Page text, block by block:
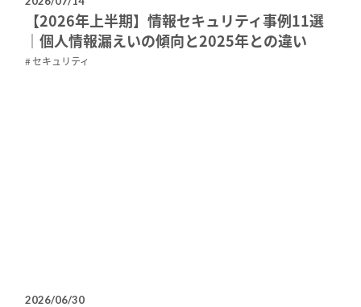
【2026年上半期】情報セキュリティ事例11選
｜個人情報漏えいの傾向と2025年との違い
セキュリティ
2026/06/30